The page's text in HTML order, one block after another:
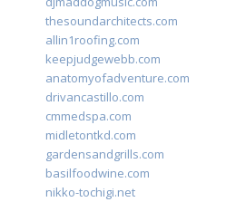
thesoundarchitects.com
allin1roofing.com
keepjudgewebb.com
anatomyofadventure.com
drivancastillo.com
cmmedspa.com
midletontkd.com
gardensandgrills.com
basilfoodwine.com
nikko-tochigi.net